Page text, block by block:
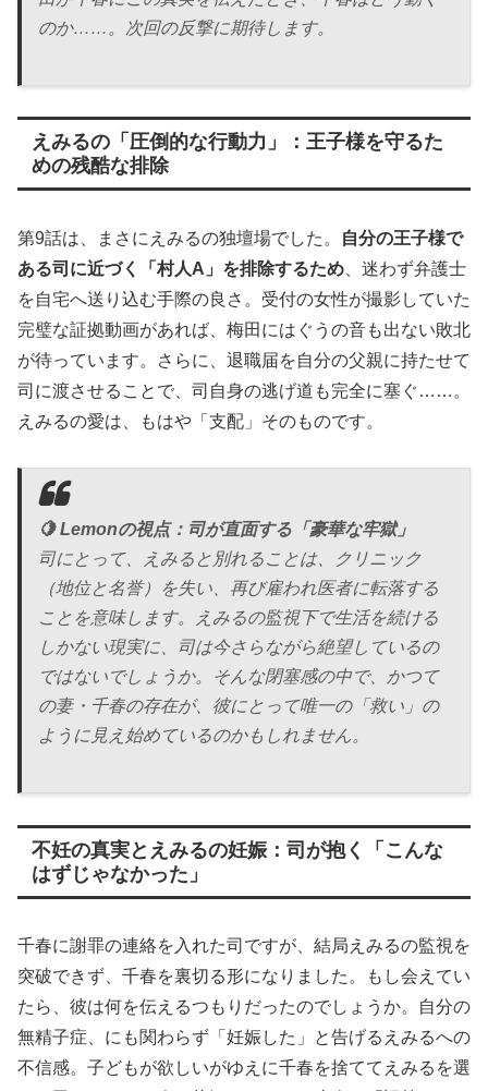
のか……。次回の反撃に期待します。
えみるの「圧倒的な行動力」：王子様を守るた
めの残酷な排除
第9話は、まさにえみるの独壇場でした。
自分の王子様で
ある司に近づく「村人A」を排除するため 、迷わず弁護士
を自宅へ送り込む手際の良さ。受付の女性が撮影していた
完璧な証拠動画があれば、梅田にはぐうの音も出ない敗北
が待っています。さらに、退職届を自分の父親に持たせて
司に渡させることで、司自身の逃げ道も完全に塞ぐ……。
えみるの愛は、もはや「支配」そのものです。
🍋 Lemonの視点：司が直面する「豪華な牢獄」
司にとって、えみると別れることは、クリニック
（地位と名誉）を失い、再び雇われ医者に転落する
ことを意味します。えみるの監視下で生活を続ける
しかない現実に、司は今さらながら絶望しているの
ではないでしょうか。そんな閉塞感の中で、かつて
の妻・千春の存在が、彼にとって唯一の「救い」の
ように見え始めているのかもしれません。
不妊の真実とえみるの妊娠：司が抱く「こんな
はずじゃなかった」
千春に謝罪の連絡を入れた司ですが、結局えみるの監視を
突破できず、千春を裏切る形になりました。もし会えてい
たら、彼は何を伝えるつもりだったのでしょうか。自分の
無精子症、にも関わらず「妊娠した」と告げるえみるへの
不信感。子どもが欲しいがゆえに千春を捨ててえみるを選